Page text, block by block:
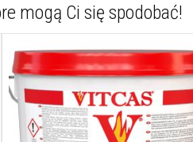
mogą Ci się spodobać!